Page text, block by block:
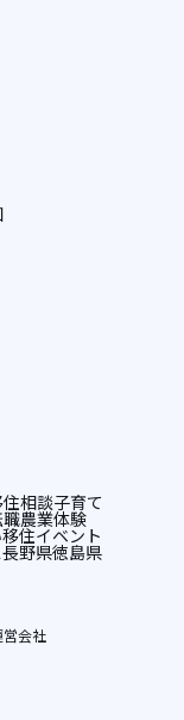
相談子育て
農業体験
移住イベント
長野県徳島県
営会社